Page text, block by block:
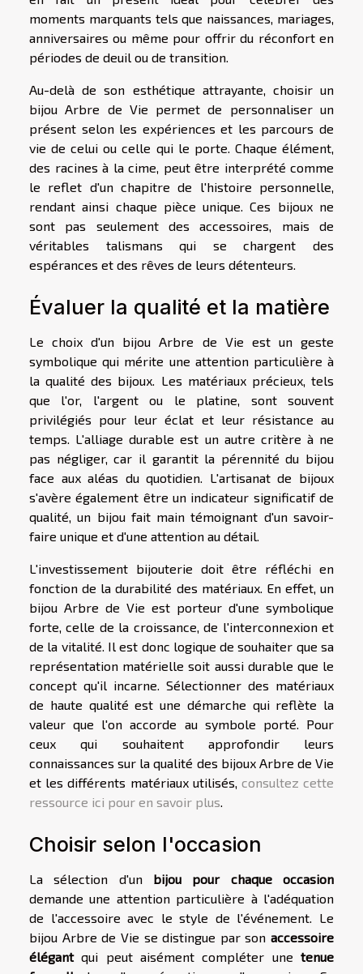
moments marquants tels que naissances, mariages,
anniversaires ou même pour offrir du réconfort en
périodes de deuil ou de transition.
Au-delà de son esthétique attrayante, choisir un
bijou Arbre de Vie permet de personnaliser un
présent selon les expériences et les parcours de
vie de celui ou celle qui le porte. Chaque élément,
des racines à la cime, peut être interprété comme
le reflet d'un chapitre de l'histoire personnelle,
rendant ainsi chaque pièce unique. Ces bijoux ne
sont pas seulement des accessoires, mais de
véritables talismans qui se chargent des
espérances et des rêves de leurs détenteurs.
Évaluer la qualité et la matière
Le choix d'un bijou Arbre de Vie est un geste
symbolique qui mérite une attention particulière à
la qualité des bijoux. Les matériaux précieux, tels
que l'or, l'argent ou le platine, sont souvent
privilégiés pour leur éclat et leur résistance au
temps. L'alliage durable est un autre critère à ne
pas négliger, car il garantit la pérennité du bijou
face aux aléas du quotidien. L'artisanat de bijoux
s'avère également être un indicateur significatif de
qualité, un bijou fait main témoignant d'un savoir-
faire unique et d'une attention au détail.
L'investissement bijouterie doit être réfléchi en
fonction de la durabilité des matériaux. En effet, un
bijou Arbre de Vie est porteur d'une symbolique
forte, celle de la croissance, de l'interconnexion et
de la vitalité. Il est donc logique de souhaiter que sa
représentation matérielle soit aussi durable que le
concept qu'il incarne. Sélectionner des matériaux
de haute qualité est une démarche qui reflète la
valeur que l'on accorde au symbole porté. Pour
ceux qui souhaitent approfondir leurs
connaissances sur la qualité des bijoux Arbre de Vie
et les différents matériaux utilisés, consultez cette
ressource ici pour en savoir plus.
Choisir selon l'occasion
La sélection d'un bijou pour chaque occasion
demande une attention particulière à l'adéquation
de l'accessoire avec le style de l'événement. Le
bijou Arbre de Vie se distingue par son accessoire
élégantqui peut aisément compléter une tenue